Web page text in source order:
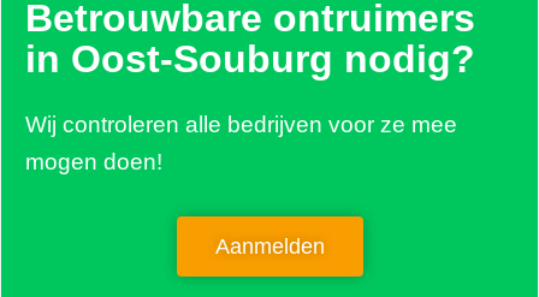
Betrouwbare ontruimers
in Oost-Souburg nodig?
Wij controleren alle bedrijven voor ze mee
mogen doen!
Aanmelden